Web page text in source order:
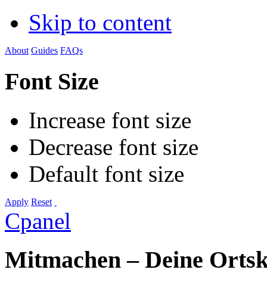
Skip to content
About Guides FAQs
Font Size
Increase font size
Decrease font size
Default font size
Apply Reset
Cpanel
Mitmachen – Deine